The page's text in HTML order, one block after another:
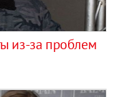
из-за проблем